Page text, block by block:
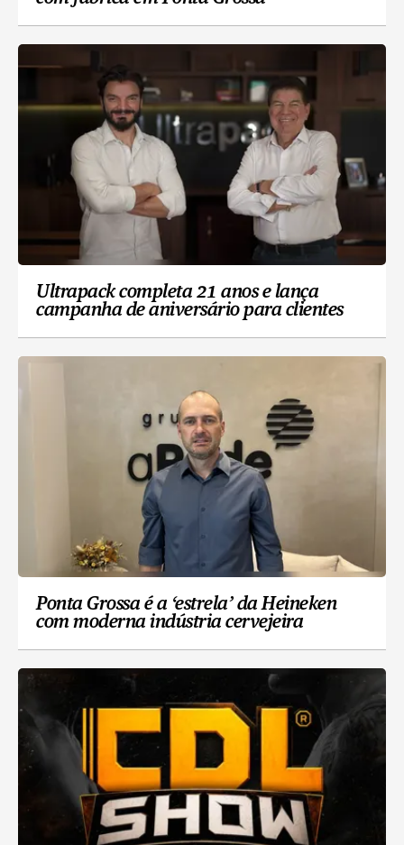
Ultrapack completa 21 anos e lança
campanha de aniversário para clientes
Ponta Grossa é a ‘estrela’ da Heineken
com moderna indústria cervejeira